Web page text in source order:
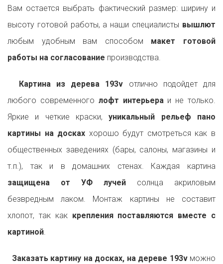
Вам остается выбрать фактический размер: ширину и
высоту готовой работы, а наши специалисты вышлют
любым удобным вам способом макет готовой
работы на согласование производства.
Картина из дерева 193v отлично подойдет для
любого современного лофт интерьераи не только.
Яркие и четкие краски,уникальный рельеф пано
картины на досках хорошо будут смотреться как в
общественных заведениях (бары, салоны, магазины и
т.п.), так и в домашних стенах. Каждая картина
защищена от УФ лучей солнца акриловым
безвредным лаком. Монтаж картины не составит
хлопот, так как крепления поставляются вместе с
картиной.
Заказать картину на досках, на дереве 193vможно